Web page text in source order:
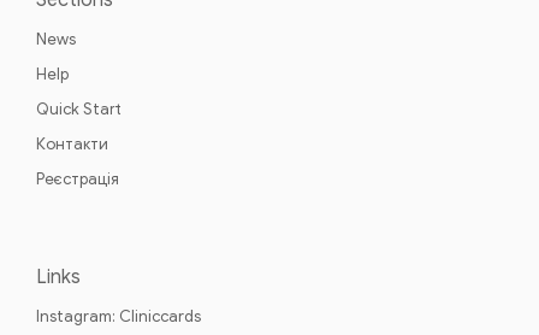
News
Help
Quick Start
Контакти
Реєстрація
Links
Instagram: Cliniccards